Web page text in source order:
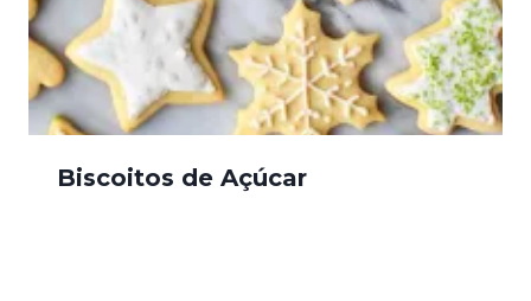
Biscoitos de Açúcar